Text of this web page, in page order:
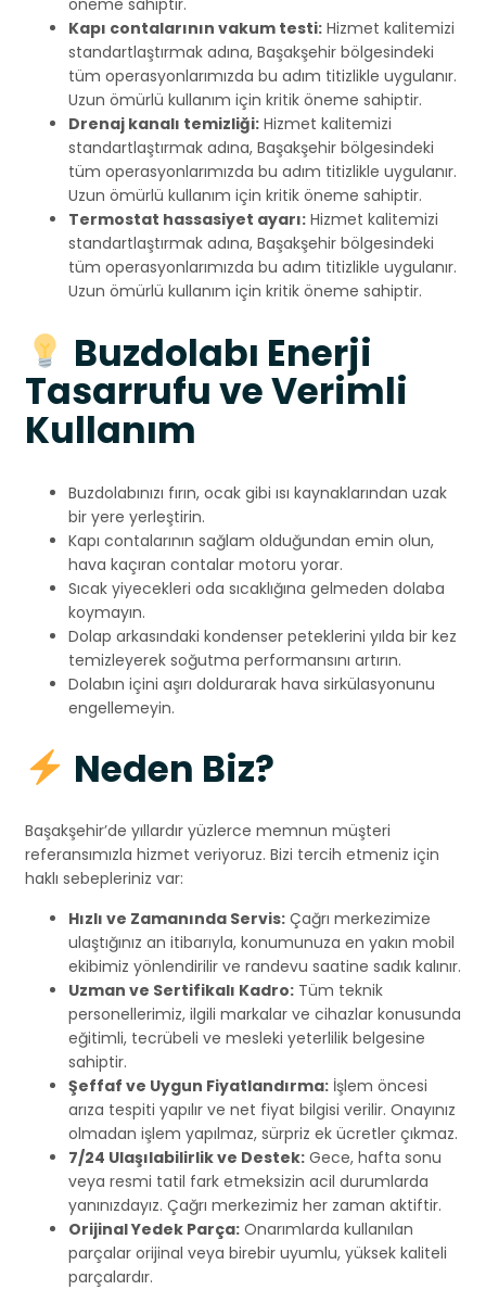
öneme sahiptir.
Kapı contalarının vakum testi: Hizmet kalitemizi
standartlaştırmak adına, Başakşehir bölgesindeki
tüm operasyonlarımızda bu adım titizlikle uygulanır.
Uzun ömürlü kullanım için kritik öneme sahiptir.
Drenaj kanalı temizliği: Hizmet kalitemizi
standartlaştırmak adına, Başakşehir bölgesindeki
tüm operasyonlarımızda bu adım titizlikle uygulanır.
Uzun ömürlü kullanım için kritik öneme sahiptir.
Termostat hassasiyet ayarı: Hizmet kalitemizi
standartlaştırmak adına, Başakşehir bölgesindeki
tüm operasyonlarımızda bu adım titizlikle uygulanır.
Uzun ömürlü kullanım için kritik öneme sahiptir.
Buzdolabı Enerji
Tasarrufu ve Verimli
Kullanım
Buzdolabınızı fırın, ocak gibi ısı kaynaklarından uzak
bir yere yerleştirin.
Kapı contalarının sağlam olduğundan emin olun,
hava kaçıran contalar motoru yorar.
Sıcak yiyecekleri oda sıcaklığına gelmeden dolaba
koymayın.
Dolap arkasındaki kondenser peteklerini yılda bir kez
temizleyerek soğutma performansını artırın.
Dolabın içini aşırı doldurarak hava sirkülasyonunu
engellemeyin.
Neden Biz?
Başakşehir’de yıllardır yüzlerce memnun müşteri
referansımızla hizmet veriyoruz. Bizi tercih etmeniz için
haklı sebepleriniz var:
Hızlı ve Zamanında Servis: Çağrı merkezimize
ulaştığınız an itibarıyla, konumunuza en yakın mobil
ekibimiz yönlendirilir ve randevu saatine sadık kalınır.
Uzman ve Sertifikalı Kadro: Tüm teknik
personellerimiz, ilgili markalar ve cihazlar konusunda
eğitimli, tecrübeli ve mesleki yeterlilik belgesine
sahiptir.
Şeffaf ve Uygun Fiyatlandırma: İşlem öncesi
arıza tespiti yapılır ve net fiyat bilgisi verilir. Onayınız
olmadan işlem yapılmaz, sürpriz ek ücretler çıkmaz.
7/24 Ulaşılabilirlik ve Destek: Gece, hafta sonu
veya resmi tatil fark etmeksizin acil durumlarda
yanınızdayız. Çağrı merkezimiz her zaman aktiftir.
Orijinal Yedek Parça: Onarımlarda kullanılan
parçalar orijinal veya birebir uyumlu, yüksek kaliteli
parçalardır.